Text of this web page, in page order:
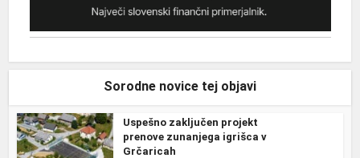
Sorodne novice tej objavi
Uspešno zaključen projekt
prenove zunanjega igrišca v
Grčaricah